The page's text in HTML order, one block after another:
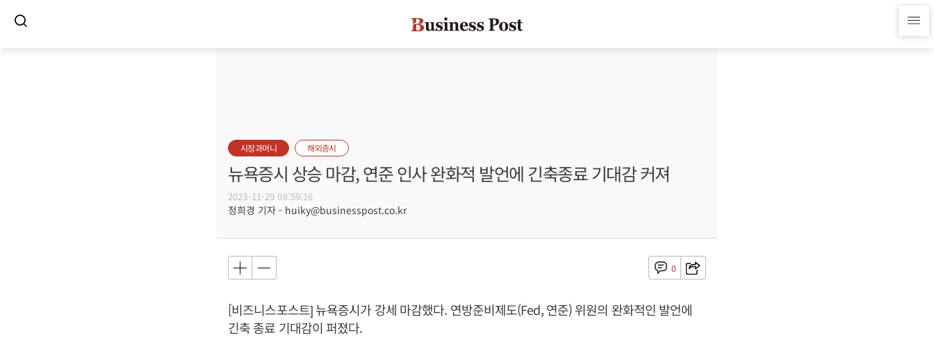
시장과머니 해외증시
뉴욕증시 상승 마감, 연준 인사 완화적 발언에 긴축종료 기대감 커져
2023-11-29 08:59:16
정희경 기자 - huiky@businesspost.co.kr
0
[비즈니스포스트] 뉴욕증시가 강세 마감했다. 연방준비제도(Fed, 연준) 위원의 완화적인 발언에
긴축 종료 기대감이 퍼졌다.